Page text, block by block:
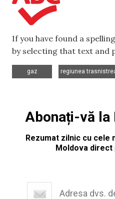
If you have found a
by selecting that text and
gaz
regiunea
Abonați-vă la
Rezumat zilnic cu cele
Moldova direct